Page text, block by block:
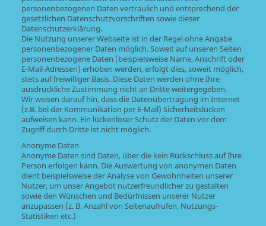
personenbezogenen Daten vertraulich und entsprechend der
gesetzlichen Datenschutzvorschriften sowie dieser
Datenschutzerklärung.
Die Nutzung unserer Webseite ist in der Regel ohne Angabe
personenbezogener Daten möglich. Soweit auf unseren Seiten
personenbezogene Daten (beispielsweise Name, Anschrift oder
E-Mail-Adressen) erhoben werden, erfolgt dies, soweit möglich,
stets auf freiwilliger Basis. Diese Daten werden ohne Ihre
ausdrückliche Zustimmung nicht an Dritte weitergegeben.
Wir weisen darauf hin, dass die Datenübertragung im Internet
(z.B. bei der Kommunikation per E-Mail) Sicherheitslücken
aufweisen kann. Ein lückenloser Schutz der Daten vor dem
Zugriff durch Dritte ist nicht möglich.
Anonyme Daten
Anonyme Daten sind Daten, über die kein Rückschluss auf Ihre
Person erfolgen kann. Die Auswertung von anonymen Daten
dient beispielsweise der Analyse von Gewohnheiten unserer
Nutzer, um unser Angebot nutzerfreundlicher zu gestalten
sowie den Wünschen und Bedürfnissen unserer Nutzer
anzupassen (z. B. Anzahl von Seitenaufrufen, Nutzungs-
Statistiken etc.)